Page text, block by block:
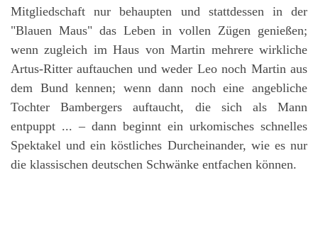
Mitgliedschaft nur behaupten und stattdessen in der
"Blauen Maus" das Leben in vollen Zügen genießen;
wenn zugleich im Haus von Martin mehrere wirkliche
Artus-Ritter auftauchen und weder Leo noch Martin aus
dem Bund kennen; wenn dann noch eine angebliche
Tochter Bambergers auftaucht, die sich als Mann
entpuppt ... – dann beginnt ein urkomisches schnelles
Spektakel und ein köstliches Durcheinander, wie es nur
die klassischen deutschen Schwänke entfachen können.